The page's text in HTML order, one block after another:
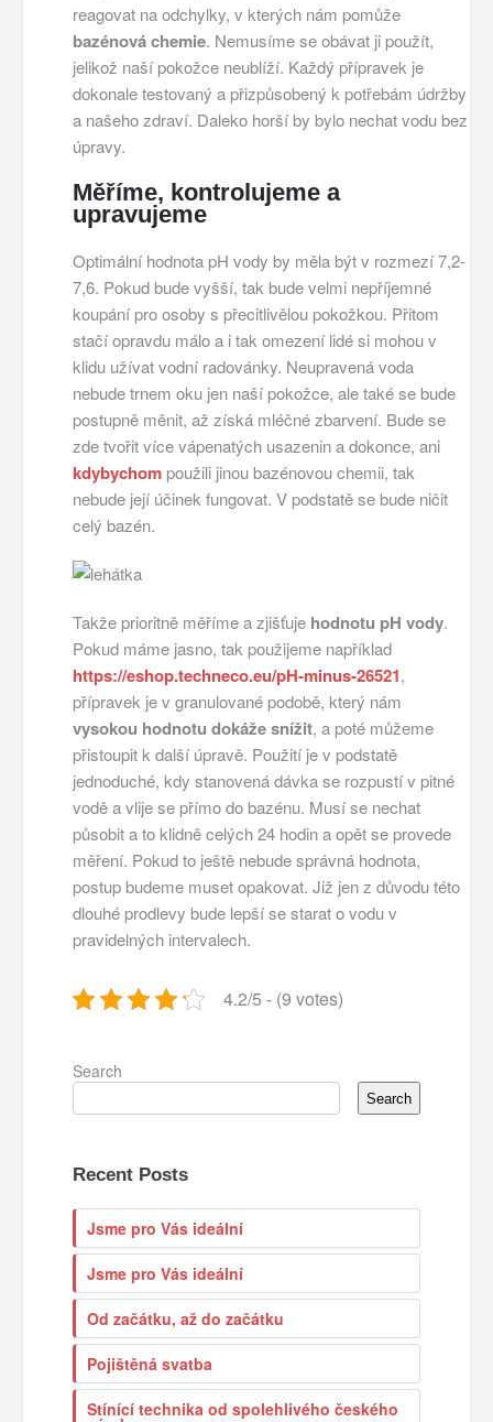
reagovat na odchylky, v kterých nám pomůže
bazénová chemie. Nemusíme se obávat ji použít,
jelikož naší pokožce neublíží. Každý přípravek je
dokonale testovaný a přizpůsobený k potřebám údržby
a našeho zdraví. Daleko horší by bylo nechat vodu bez
úpravy.
Měříme, kontrolujeme a
upravujeme
Optimální hodnota pH vody by měla být v rozmezí 7,2-
7,6. Pokud bude vyšší, tak bude velmi nepříjemné
koupání pro osoby s přecitlivělou pokožkou. Přitom
stačí opravdu málo a i tak omezení lidé si mohou v
klidu užívat vodní radovánky. Neupravená voda
nebude trnem oku jen naší pokožce, ale také se bude
postupně měnit, až získá mléčné zbarvení. Bude se
zde tvořit více vápenatých usazenin a dokonce, ani
kdybychom použili jinou bazénovou chemii, tak
nebude její účinek fungovat. V podstatě se bude ničit
celý bazén.
Takže prioritně měříme a zjišťuje hodnotu pH vody.
Pokud máme jasno, tak použijeme například
https://eshop.techneco.eu/pH-minus-26521,
přípravek je v granulované podobě, který nám
vysokou hodnotu dokáže snížit, a poté můžeme
přistoupit k další úpravě. Použití je v podstatě
jednoduché, kdy stanovená dávka se rozpustí v pitné
vodě a vlije se přímo do bazénu. Musí se nechat
působit a to klidně celých 24 hodin a opět se provede
měření. Pokud to ještě nebude správná hodnota,
postup budeme muset opakovat. Již jen z důvodu této
dlouhé prodlevy bude lepší se starat o vodu v
pravidelných intervalech.
4.2/5 - (9 votes)
Search
Search
Recent Posts
Jsme pro Vás ideální
Jsme pro Vás ideální
Od začátku, až do začátku
Pojištěná svatba
Stínící technika od spolehlivého českého